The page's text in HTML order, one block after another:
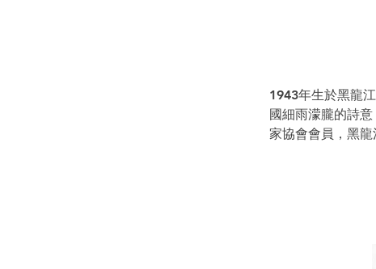
1943年生於黑龍
國細雨濛朧的詩
家協會會員，黑龍